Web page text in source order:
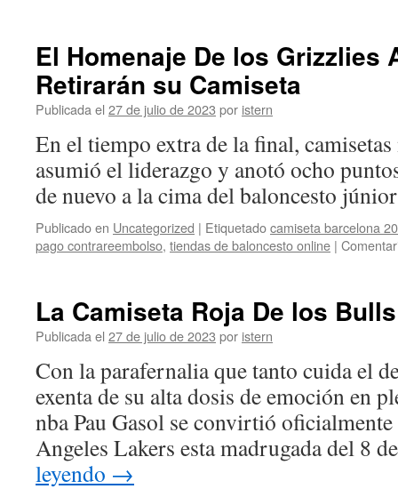
El Homenaje De los Grizzlies
Retirarán su Camiseta
Publicada el 27 de julio de 2023 por istern
En el tiempo extra de la final,
asumió el liderazgo y anotó ocho
de nuevo a la cima del baloncesto
Publicado en Uncategorized | Etiquetadocamiseta barcelona
pago contrareembolso, tiendas de baloncesto online |
La Camiseta Roja De los Bulls
Publicada el 27 de julio de 2023 por istern
Con la parafernalia que tanto cuida el
exenta de su alta dosis de emoción en
nba Pau Gasol se convirtió
Angeles Lakers esta madrugada del 8
leyendo →